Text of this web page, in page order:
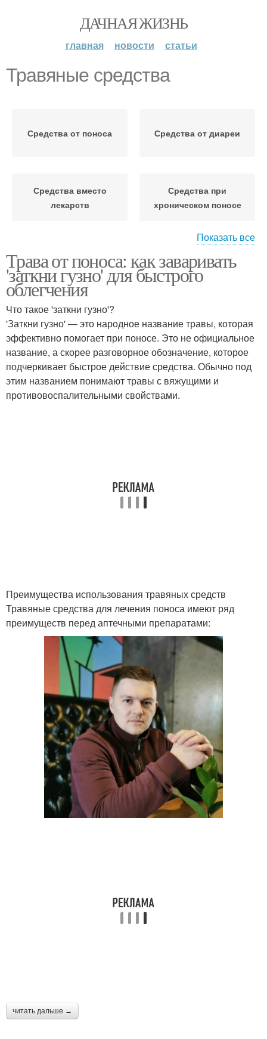
ДАЧНАЯ ЖИЗНЬ
главная новости статьи
Травяные средства
Средства от поноса Средства от диареи
Средства вместо
лекарств
Средства при
хроническом поносе
Средства при диарее Естественные средства
Средства для здоровья
максимального
эффекта
Народные средства Средства для лечения
Показать все
Трава от поноса: как заваривать
'заткни гузно' для быстрого
облегчения
Что такое 'заткни гузно'?
'Заткни гузно' — это народное название травы, которая
эффективно помогает при поносе. Это не официальное
название, а скорее разговорное обозначение, которое
подчеркивает быстрое действие средства. Обычно под
этим названием понимают травы с вяжущими и
противовоспалительными свойствами.
Преимущества использования травяных средств
Травяные средства для лечения поноса имеют ряд
преимуществ перед аптечными препаратами:
читать дальше →